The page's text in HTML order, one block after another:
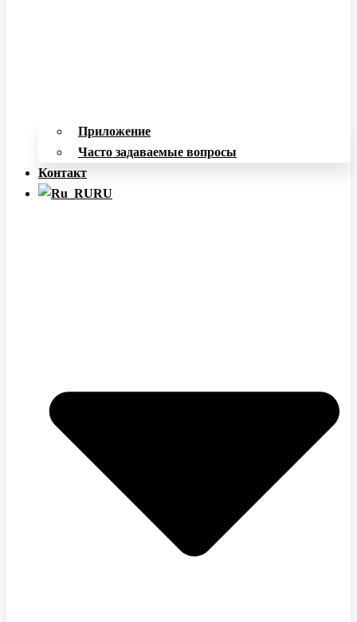
Приложение
Часто задаваемые вопросы
Контакт
RU